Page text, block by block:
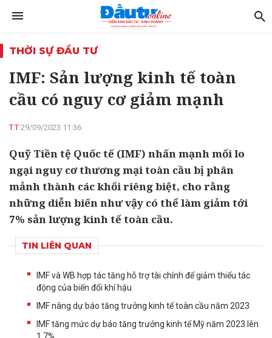
THỜI SỰ ĐẦU TƯ
IMF: Sản lượng kinh tế toàn
cầu có nguy cơ giảm mạnh
T.T 29/09/2023 11:36
Quỹ Tiền tệ Quốc tế (IMF) nhấn mạnh mối lo
ngại nguy cơ thương mại toàn cầu bị phân
mảnh thành các khối riêng biệt, cho rằng
những diễn biến như vậy có thể làm giảm tới
7% sản lượng kinh tế toàn cầu.
TIN LIÊN QUAN
IMF và WB hợp tác tăng hỗ trợ tài chính để giảm thiểu tác
động của biến đổi khí hậu
IMF nâng dự báo tăng trưởng kinh tế toàn cầu năm 2023
IMF tăng mức dự báo tăng trưởng kinh tế Mỹ năm 2023 lên